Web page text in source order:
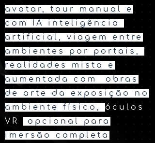
avatar, tour manual e
com IA inteligência
artificial, viagem entre
ambientes por portais,
realidades mista e
aumentada com obras
de arte da exposição no
ambiente físico, óculos
VR
opcional para
imersão completa